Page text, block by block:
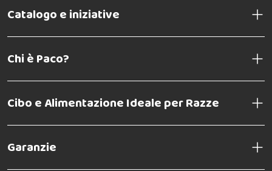
Catalogo e iniziative
Chi è Paco?
Cibo e Alimentazione Ideale per Razze
Garanzie